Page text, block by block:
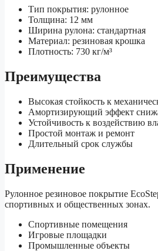
Тип покрытия: рулонное
Толщина: 12 мм
Ширина рулона: стандартная
Материал: резиновая крошка
Плотность: 730 кг/м³
Преимущества
Высокая стойкость к
Амортизирующий эффект
Устойчивость к воздействию
Простой монтаж и ремонт
Длительный срок службы
Применение
Рулонное резиновое покрытие
спортивных и общественных зонах.
Спортивные помещения
Игровые площадки
Промышленные объекты